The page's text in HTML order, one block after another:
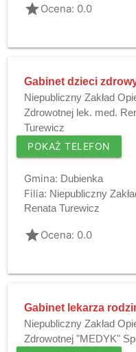
gradeOcena: 0.0
Gabinet dzieci
Niepubliczny Zakład
Zdrowotnej lek. med.
Turewicz
POKAŻ TELEFON
Gmina: Dubienka
Filia: Niepubliczny
Renata Turewicz
gradeOcena: 0.0
Gabinet lekarza
Niepubliczny Zakład
Zdrowotnej "MEDYK"